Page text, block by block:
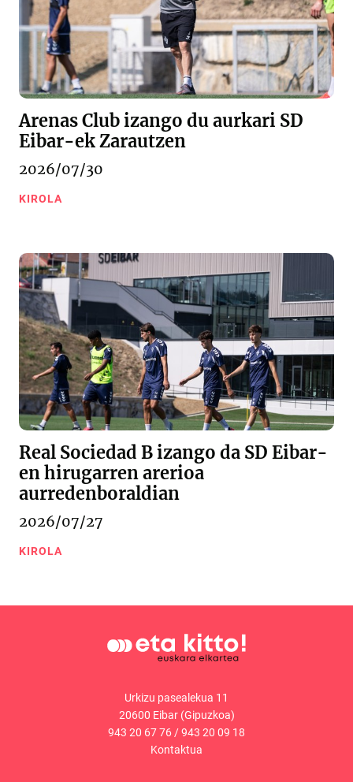
Arenas Club izango du aurkari SD
Eibar-ek Zarautzen
2026/07/30
KIROLA
Real Sociedad B izango da SD Eibar-
en hirugarren arerioa
aurredenboraldian
2026/07/27
KIROLA
Urkizu pasealekua 11
20600 Eibar (Gipuzkoa)
943 20 67 76/943 20 09 18
Kontaktua